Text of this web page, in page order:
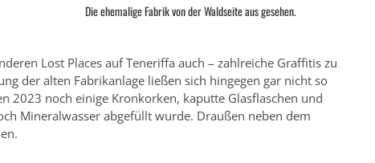
Die ehemalige Fabrik von der Waldseite aus gesehen.
Lost Places auf Teneriffa auch – zahlreiche Graffitis zu
der alten Fabrikanlage ließen sich hingegen gar nicht so
2023 noch einige Kronkorken, kaputte Glasflaschen und
Mineralwasser abgefüllt wurde. Draußen neben dem